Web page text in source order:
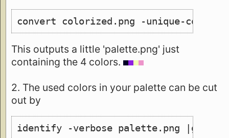
convert colorized.png -unique-colors
This outputs a little 'palette.png' just
containing the 4 colors.
2. The used colors in your palette can be cut
out by
identify -verbose palette.png